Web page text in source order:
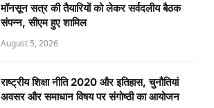
मॉनसून सत्र की तैयारियों को लेकर सर्वदलीय बैठक
संपन्न, सीएम हुए शामिल
August 5, 2026
राष्ट्रीय शिक्षा नीति 2020 और इतिहास, चुनौतियां
अवसर और समाधान विषय पर संगोष्ठी का आयोजन